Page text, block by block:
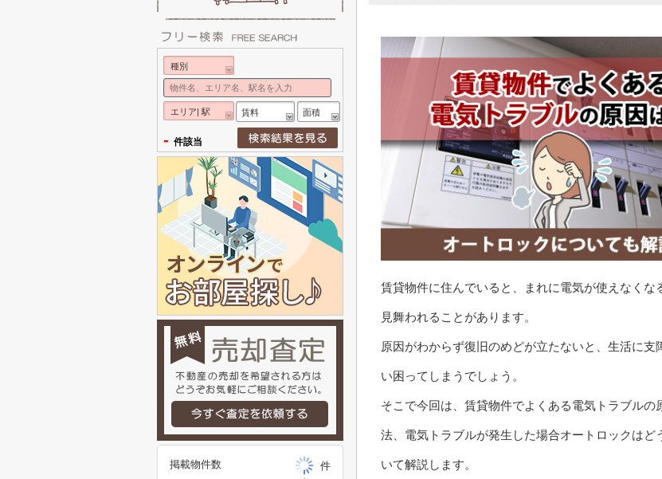
賃貸物件に住んでいると、まれに電気が使えなくな
見舞われることがあります。
原因がわからず復旧のめどが立たないと、生活に支
い困ってしまうでしょう。
そこで今回は、賃貸物件でよくある電気トラブルの
法、電気トラブルが発生した場合オートロックはど
いて解説します。
種別
エリア| 駅 賃料 面積
- 件該当
掲載物件数
件